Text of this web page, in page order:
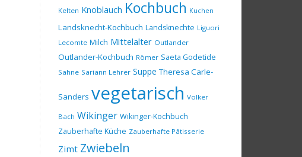
Kelten Knoblauch Kochbuch Kuchen
Landsknecht-Kochbuch Landsknechte Liguori
Lecomte Milch Mittelalter Outlander
Outlander-Kochbuch Römer Saeta Godetide
Sahne Sariann Lehrer Suppe Theresa Carle-
Sanders vegetarisch Volker
Bach Wikinger Wikinger-Kochbuch
Zauberhafte Küche Zauberhafte Pâtisserie
Zimt Zwiebeln